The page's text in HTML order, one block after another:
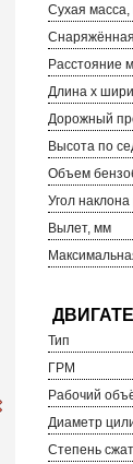
Сухая масса,
Снаряжённая
Расстояние
Длина х
Дорожный
Высота по
Объем
Угол наклона
Вылет, мм
Тип
ГРМ
Рабочий
Диаметр
Степень